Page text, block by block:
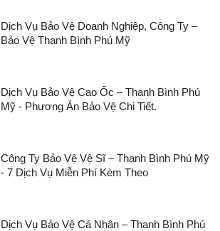
Dịch Vụ Bảo Vệ Doanh Nghiệp, Công Ty –
Bảo Vệ Thanh Bình Phú Mỹ
Dịch Vụ Bảo Vệ Cao Ốc – Thanh Bình Phú
Mỹ - Phương Án Bảo Vệ Chi Tiết.
Công Ty Bảo Vệ Vệ Sĩ – Thanh Bình Phú Mỹ
- 7 Dịch Vụ Miễn Phí Kèm Theo
Dịch Vụ Bảo Vệ Cá Nhân – Thanh Bình Phú